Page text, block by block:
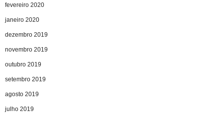
fevereiro 2020
janeiro 2020
dezembro 2019
novembro 2019
outubro 2019
setembro 2019
agosto 2019
julho 2019